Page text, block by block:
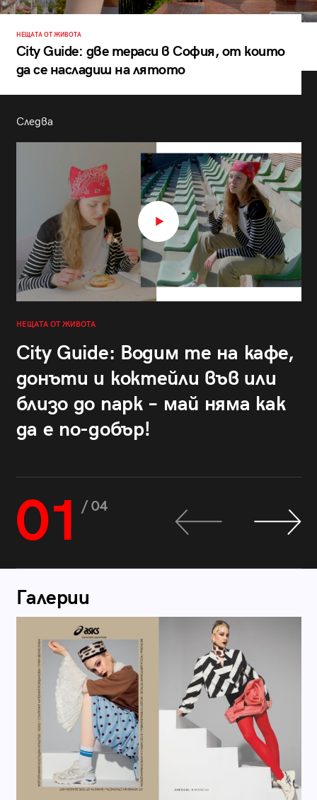
НЕЩАТА ОТ ЖИВОТА
City Guide: две тераси в София, от които
да се насладиш на лятото
Следва
НЕЩАТА ОТ ЖИВОТА
City Guide: Водим те на кафе,
донъти и коктейли във или
близо до парк – май няма как
да е по-добър!
01 / 04
Галерии